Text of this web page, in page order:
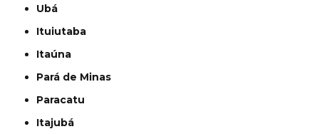
Ubá
Ituiutaba
Itaúna
Pará de Minas
Paracatu
Itajubá